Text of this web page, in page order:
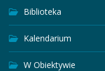
Biblioteka
Kalendarium
W Obiektywie